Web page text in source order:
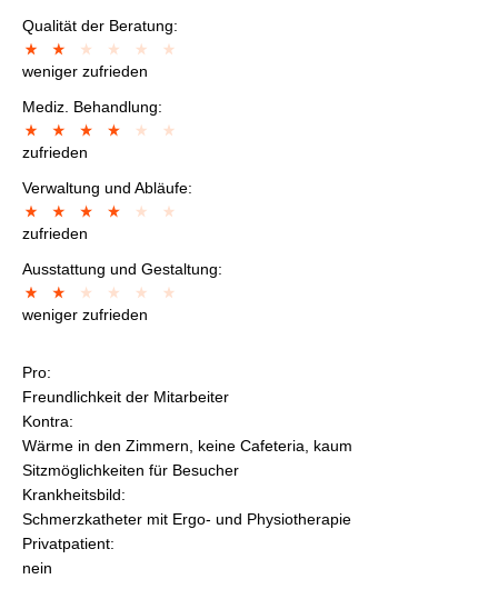
Qualität der Beratung:
weniger zufrieden
Mediz. Behandlung:
zufrieden
Verwaltung und Abläufe:
zufrieden
Ausstattung und Gestaltung:
weniger zufrieden
Pro:
Freundlichkeit der Mitarbeiter
Kontra:
Wärme in den Zimmern, keine Cafeteria, kaum
Sitzmöglichkeiten für Besucher
Krankheitsbild:
Schmerzkatheter mit Ergo- und Physiotherapie
Privatpatient:
nein